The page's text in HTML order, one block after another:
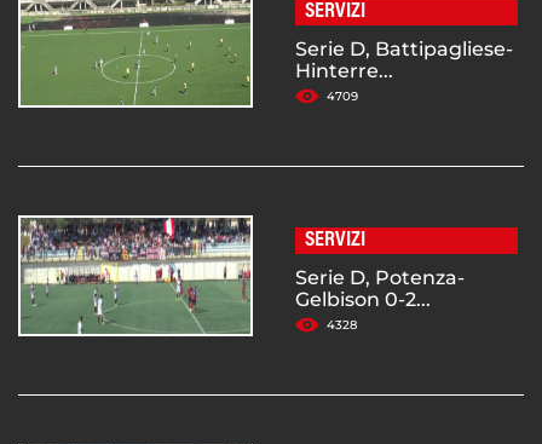
SERVIZI
Serie D, Battipagliese-
Hinterre...
4709
SERVIZI
Serie D, Potenza-
Gelbison 0-2...
4328